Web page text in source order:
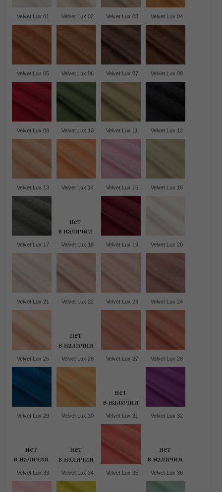
Velvet Lux 01 Velvet Lux 02 Velvet Lux 03 Velvet Lux 04
Velvet Lux 05 Velvet Lux 06 Velvet Lux 07 Velvet Lux 08
Velvet Lux 09 Velvet Lux 10 Velvet Lux 11 Velvet Lux 12
Velvet Lux 13 Velvet Lux 14 Velvet Lux 15 Velvet Lux 16
Velvet Lux 17 Velvet Lux 18 Velvet Lux 19 Velvet Lux 20
Velvet Lux 21 Velvet Lux 22 Velvet Lux 23 Velvet Lux 24
Velvet Lux 25 Velvet Lux 26 Velvet Lux 27 Velvet Lux 28
Velvet Lux 29 Velvet Lux 30 Velvet Lux 31 Velvet Lux 32
Velvet Lux 33 Velvet Lux 34 Velvet Lux 35 Velvet Lux 36